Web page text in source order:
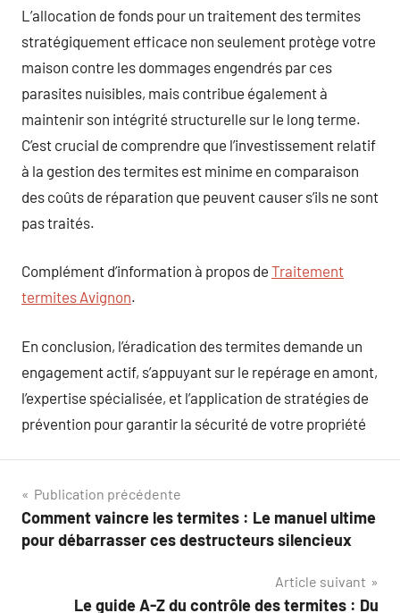
L’allocation de fonds pour un traitement des termites
stratégiquement efficace non seulement protège votre
maison contre les dommages engendrés par ces
parasites nuisibles, mais contribue également à
maintenir son intégrité structurelle sur le long terme.
C’est crucial de comprendre que l’investissement relatif
à la gestion des termites est minime en comparaison
des coûts de réparation que peuvent causer s’ils ne sont
pas traités.
Complément d’information à propos de Traitement
termites Avignon.
En conclusion, l’éradication des termites demande un
engagement actif, s’appuyant sur le repérage en amont,
l’expertise spécialisée, et l’application de stratégies de
prévention pour garantir la sécurité de votre propriété
Navigation
de
Publication précédente
Comment vaincre les termites : Le manuel ultime
pour débarrasser ces destructeurs silencieux
Article suivant
Le guide A-Z du contrôle des termites : Du